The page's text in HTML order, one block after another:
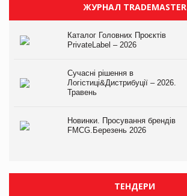
ЖУРНАЛ TRADEMASTER
Каталог Головних Проєктів
PrivateLabel – 2026
Сучасні рішення в
Логістиці&Дистрибуції – 2026.
Травень
Новинки. Просування брендів
FMCG.Березень 2026
ТЕНДЕРИ